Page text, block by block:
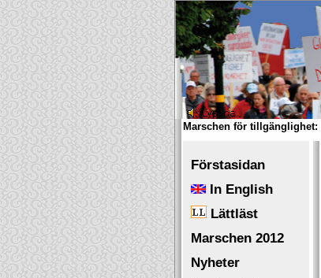
Marschen för tillgänglighet:
Förstasidan
In English
Lättläst
Marschen 2012
Nyheter